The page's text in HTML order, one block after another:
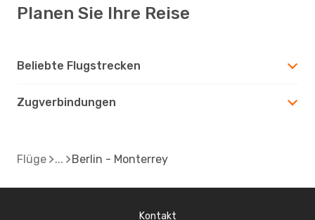
Planen Sie Ihre Reise
Beliebte Flugstrecken
Zugverbindungen
Flüge Berlin - Monterrey
Kontakt